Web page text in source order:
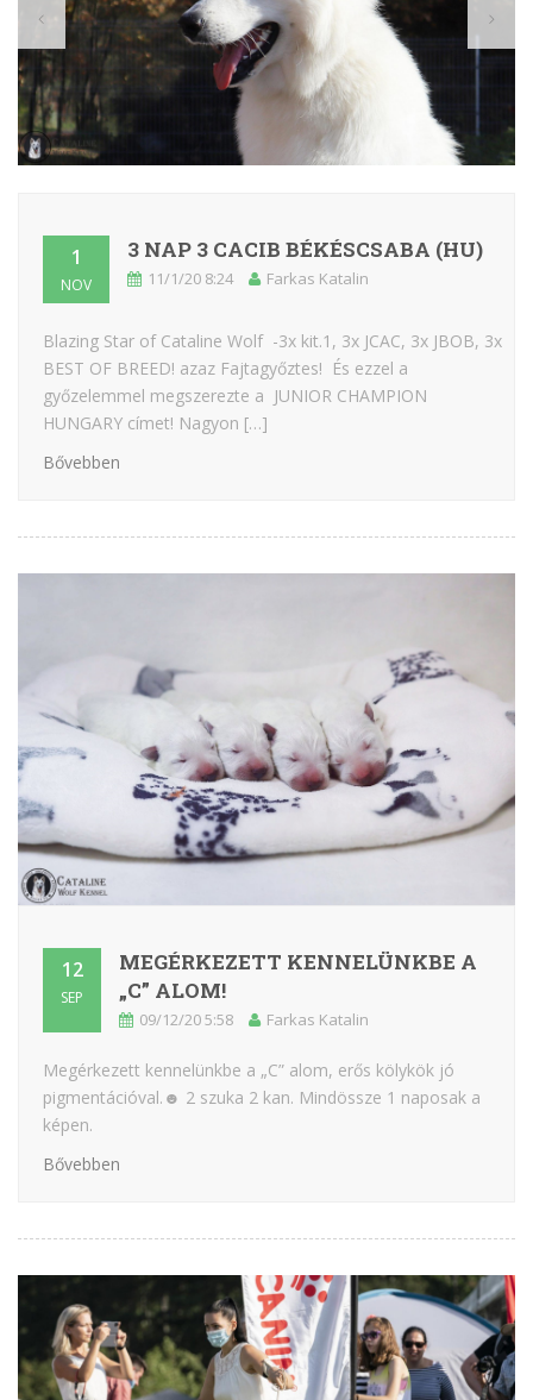
1
NOV
3 NAP 3 CACIB BÉKÉSCSABA (HU)
11/1/20 8:24 Farkas Katalin
Blazing Star of Cataline Wolf -3x kit.1, 3x JCAC, 3x JBOB, 3x
BEST OF BREED! azaz Fajtagyőztes! És ezzel a
győzelemmel megszerezte a JUNIOR CHAMPION
HUNGARY címet! Nagyon […]
Bővebben
12
SEP
MEGÉRKEZETT KENNELÜNKBE A
„C” ALOM!
09/12/20 5:58 Farkas Katalin
Megérkezett kennelünkbe a „C” alom, erős kölykök jó
pigmentációval.☻ 2 szuka 2 kan. Mindössze 1 naposak a
képen.
Bővebben